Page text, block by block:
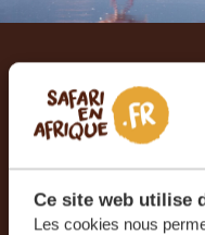
Ce site web utilise
Les cookies nous
Laissez-